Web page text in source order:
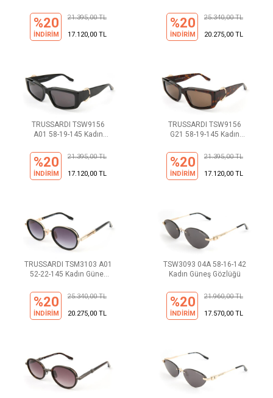
%20
İNDİRİM
21.395,00 TL
17.120,00 TL
%20
İNDİRİM
25.340,00 TL
20.275,00 TL
TRUSSARDI TSW9156
A01 58-19-145 Kadın
%20
İNDİRİM
21.395,00 TL
17.120,00 TL
TRUSSARDI TSW9156
G21 58-19-145 Kadın
%20
İNDİRİM
21.395,00 TL
17.120,00 TL
TRUSSARDI TSM3103 A01
52-22-145 Kadın Güneş
%20
İNDİRİM
25.340,00 TL
20.275,00 TL
TSW3093 04A 58-16-142
Kadın Güneş Gözlüğü
%20
İNDİRİM
21.960,00 TL
17.570,00 TL